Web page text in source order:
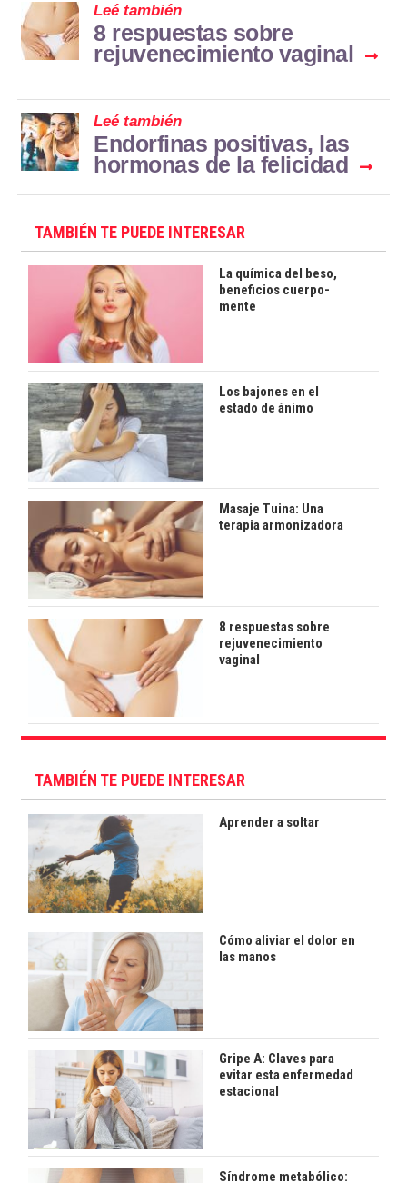
Leé también
8 respuestas sobre
rejuvenecimiento vaginal
Leé también
Endorfinas positivas, las
hormonas de la felicidad
TAMBIÉN TE PUEDE INTERESAR
La química del beso,
beneficios cuerpo-
mente
Los bajones en el
estado de ánimo
Masaje Tuina: Una
terapia armonizadora
8 respuestas sobre
rejuvenecimiento
vaginal
TAMBIÉN TE PUEDE INTERESAR
Aprender a soltar
Cómo aliviar el dolor en
las manos
Gripe A: Claves para
evitar esta enfermedad
estacional
Síndrome metabólico: